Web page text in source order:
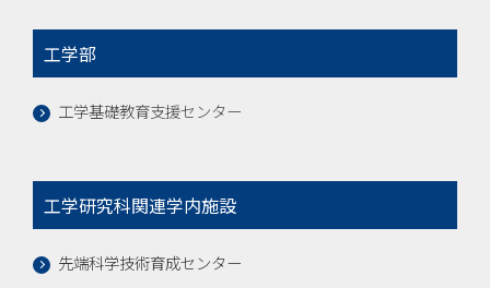
工学部
工学基礎教育支援センター
工学研究科関連学内施設
先端科学技術育成センター